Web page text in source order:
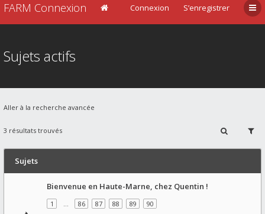
FARM Connexion Connexion S’enregistrer
Sujets actifs
Aller à la recherche avancée
3 résultats trouvés
Sujets
Bienvenue en Haute-Marne, chez Quentin !
1 … 86 87 88 89
90